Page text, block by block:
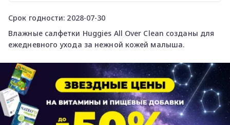
Срок годности: 2028-07-30
Влажные салфетки Huggies All Over Clean созданы для
ежедневного ухода за нежной кожей малыша.